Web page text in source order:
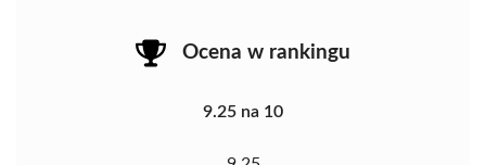
Ocena w rankingu
9.25 na 10